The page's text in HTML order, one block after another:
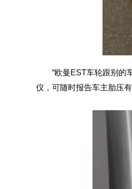
“欧曼EST车轮跟别的
仪，可随时报告车主胎压